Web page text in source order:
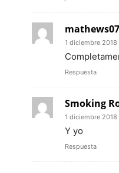
1 diciembre 2018
Respuesta
Smoking
1 diciembre 2018
Y yo
Respuesta